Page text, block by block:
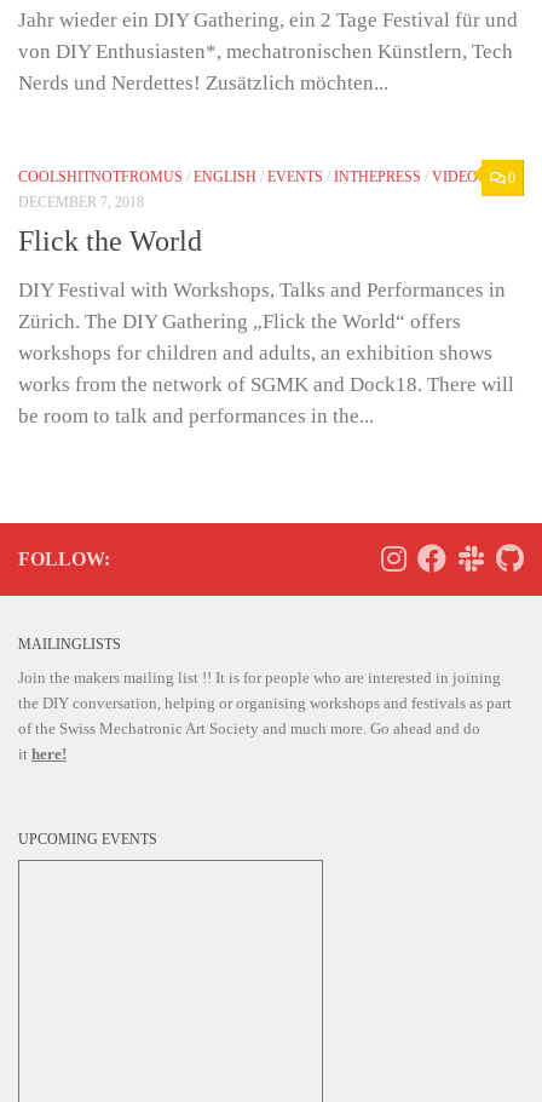
Jahr wieder ein DIY Gathering, ein 2 Tage Festival für und
von DIY Enthusiasten*, mechatronischen Künstlern, Tech
Nerds und Nerdettes! Zusätzlich möchten...
0
COOLSHITNOTFROMUS / ENGLISH / EVENTS / INTHEPRESS / VIDEO
DECEMBER 7, 2018
Flick the World
DIY Festival with Workshops, Talks and Performances in
Zürich. The DIY Gathering „Flick the World“ offers
workshops for children and adults, an exhibition shows
works from the network of SGMK and Dock18. There will
be room to talk and performances in the...
FOLLOW:
MAILINGLISTS
Join the makers mailing list !! It is for people who are interested in joining
the DIY conversation, helping or organising workshops and festivals as part
of the Swiss Mechatronic Art Society and much more. Go ahead and do
it here!
UPCOMING EVENTS